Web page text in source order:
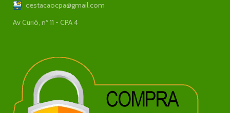
cestacaocpa@gmail.com
Av Curió, nº 11 - CPA 4